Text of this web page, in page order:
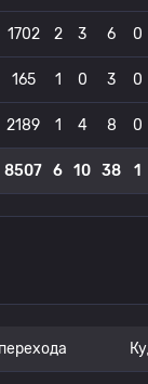
1702 2 3 6 0
165 1 0 3 0
2189 1 4 8 0
8507 6 10 38 1